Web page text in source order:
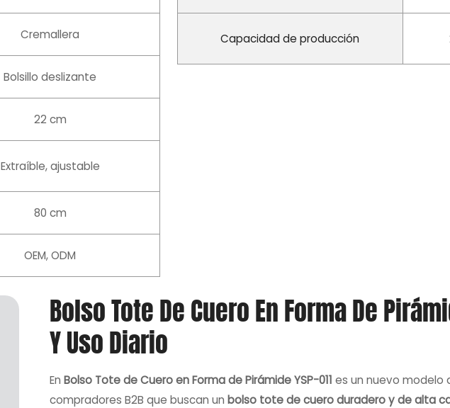
Cremallera
Bolsillo deslizante
22 cm
Extraíble, ajustable
80 cm
OEM, ODM
Capacidad de producción
Bolso Tote De Cuero En Forma De
Y Uso Diario
EnBolso Tote de Cuero en Forma de Pirámide YSP-011 es un nuevo modelo
compradores B2B que buscan unbolso tote de cuero duradero y de alta